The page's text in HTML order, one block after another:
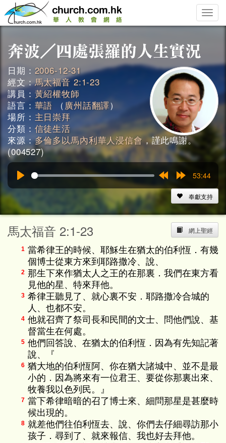
Toggle
日期： 2006-12-31
經文：馬太福音 2:1-23
講員： 黃紹權牧師
語言： 華語 （ 廣州話翻譯）
場所： 主日崇拜
分類： 信徒生活
來源：多倫多以馬內利華人浸信會，謹此鳴謝。
(004527)
15s
53:44
奉獻支持
網上聖經
馬太福音 2:1-23
1 當希律王的時候、耶穌生在猶太的伯利恆．有幾
個博士從東方來到耶路撒冷、說、
2 那生下來作猶太人之王的在那裏．我們在東方看
見他的星、特來拜他。
3 希律王聽見了、就心裏不安．耶路撒冷合城的
人、也都不安。
4 他就召齊了祭司長和民間的文士、問他們說、基
督當生在何處。
5 他們回答說、在猶太的伯利恆．因為有先知記著
說、『
6 猶大地的伯利恆阿、你在猶大諸城中、並不是最
小的．因為將來有一位君王、要從你那裏出來、
牧養我以色列民。』
7 當下希律暗暗的召了博士來、細問那星是甚麼時
候出現的。
8 就差他們往伯利恆去、說、你們去仔細尋訪那小
孩子．尋到了、就來報信、我也好去拜他。